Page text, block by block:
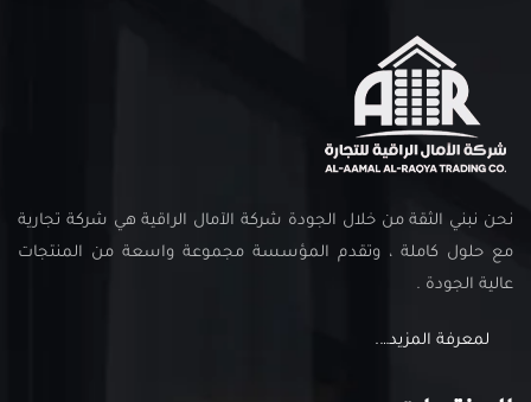
نحن نبني الثقة من خلال الجودة شركة الآمال الراقية هي شركة تجارية
مع حلول كاملة ، وتقدم المؤسسة مجموعة واسعة من المنتجات
عالية الجودة .
لمعرفة المزيد….